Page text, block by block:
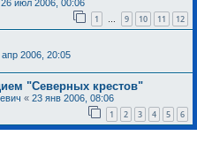
26 июл 2006, 00:06
1 … 9 10 11 12
апр 2006, 20:05
"Северных крестов"
« 23 янв 2006, 08:06
1 2 3 4 5 6